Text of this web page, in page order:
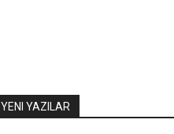
YENI YAZILAR